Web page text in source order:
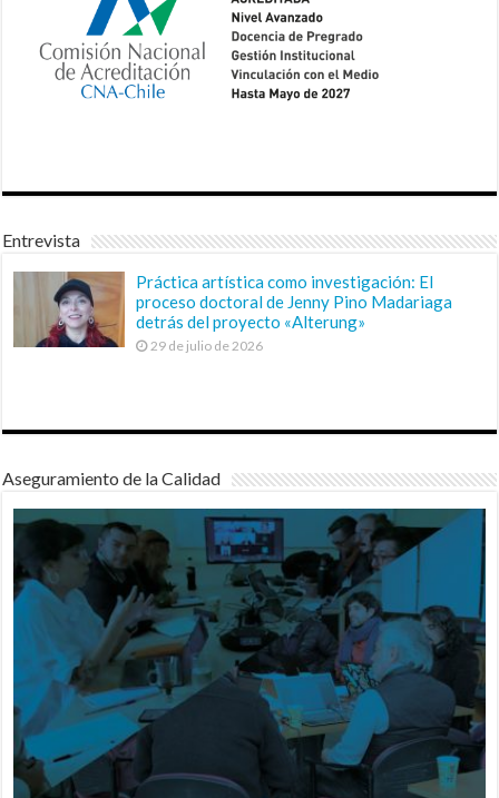
Entrevista
Práctica artística como investigación: El
proceso doctoral de Jenny Pino Madariaga
detrás del proyecto «Alterung»
29 de julio de 2026
Aseguramiento de la Calidad